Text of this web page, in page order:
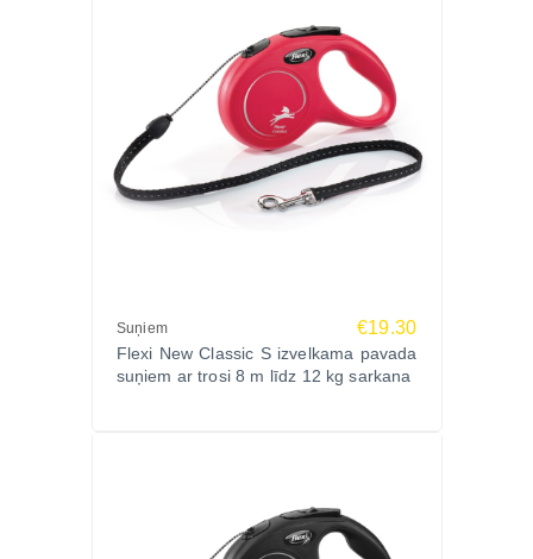
Suņiem €19.30
Flexi New Classic S izvelkama pavada
suņiem ar trosi 8 m līdz 12 kg sarkana